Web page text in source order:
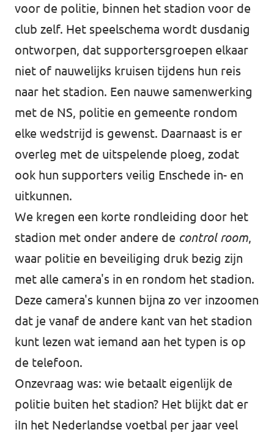
voor de politie, binnen het stadion voor de
club zelf. Het speelschema wordt dusdanig
ontworpen, dat supportersgroepen elkaar
niet of nauwelijks kruisen tijdens hun reis
naar het stadion. Een nauwe samenwerking
met de NS, politie en gemeente rondom
elke wedstrijd is gewenst. Daarnaast is er
overleg met de uitspelende ploeg, zodat
ook hun supporters veilig Enschede in- en
uitkunnen.
We kregen een korte rondleiding door het
stadion met onder andere de control room,
waar politie en beveiliging druk bezig zijn
met alle camera's in en rondom het stadion.
Deze camera's kunnen bijna zo ver inzoomen
dat je vanaf de andere kant van het stadion
kunt lezen wat iemand aan het typen is op
de telefoon.
Onzevraag was: wie betaalt eigenlijk de
politie buiten het stadion? Het blijkt dat er
iIn het Nederlandse voetbal per jaar veel